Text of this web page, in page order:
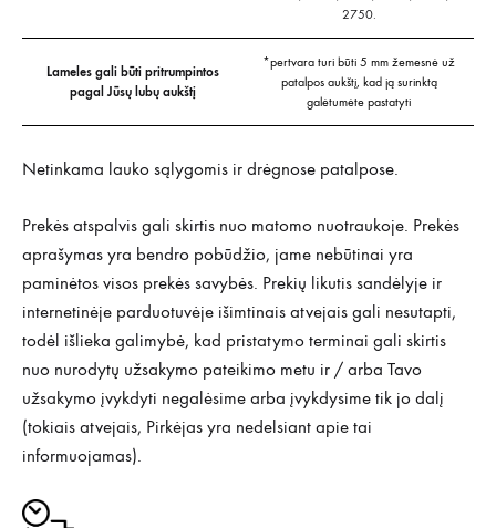
2750.
Lameles gali būti pritrumpintos
pagal Jūsų lubų aukštį
*pertvara turi būti 5 mm žemesnė už
patalpos aukštį, kad ją surinktą
galėtumėte pastatyti
Netinkama lauko sąlygomis ir drėgnose patalpose.
Prekės atspalvis gali skirtis nuo matomo nuotraukoje. Prekės
aprašymas yra bendro pobūdžio, jame nebūtinai yra
paminėtos visos prekės savybės. Prekių likutis sandėlyje ir
internetinėje parduotuvėje išimtinais atvejais gali nesutapti,
todėl išlieka galimybė, kad pristatymo terminai gali skirtis
nuo nurodytų užsakymo pateikimo metu ir / arba Tavo
užsakymo įvykdyti negalėsime arba įvykdysime tik jo dalį
(tokiais atvejais, Pirkėjas yra nedelsiant apie tai
informuojamas).